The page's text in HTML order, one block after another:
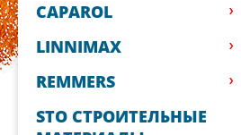
CAPAROL
LINNIMAX
REMMERS
STO СТРОИТЕЛЬНЫЕ